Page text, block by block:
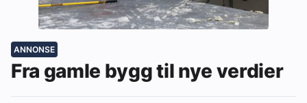
ANNONSE
Fra gamle bygg til nye verdier